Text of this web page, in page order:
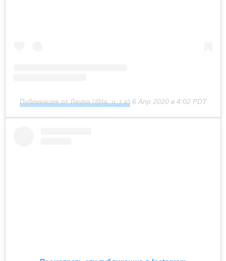
Публикация от Лаура (@la_u_r.a) 6 Апр 2020 в 4:02 PDT